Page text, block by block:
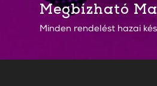
Megbízható
Minden rendelést hazai